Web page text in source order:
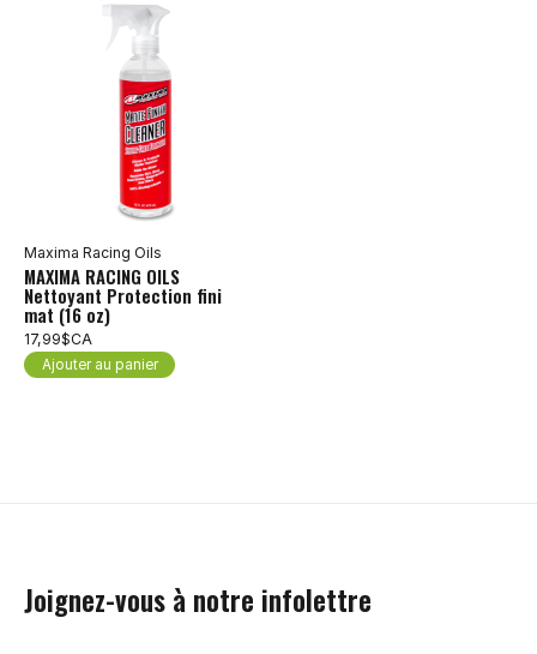
Maxima Racing Oils
MAXIMA RACING OILS
Nettoyant Protection fini
mat (16 oz)
17,99$CA
Ajouter au panier
Joignez-vous à notre infolettre